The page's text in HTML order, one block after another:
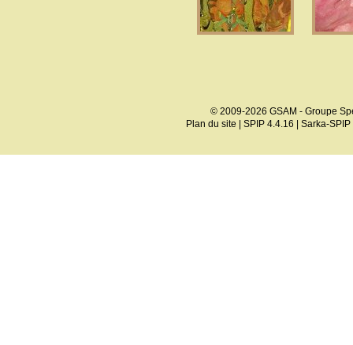
© 2009-2026 GSAM - Groupe
Plan du site
SPIP 4.4.16 Sarka-SPIP